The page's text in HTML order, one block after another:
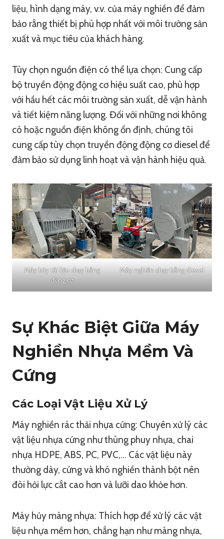
liệu, hình dạng máy, v.v. của máy nghiền để đảm
bảo rằng thiết bị phù hợp nhất với môi trường sản
xuất và mục tiêu của khách hàng.
Tùy chọn nguồn điện có thể lựa chọn: Cung cấp
bộ truyền động động cơ hiệu suất cao, phù hợp
với hầu hết các môi trường sản xuất, dễ vận hành
và tiết kiệm năng lượng. Đối với những nơi không
có hoặc nguồn điện không ổn định, chúng tôi
cung cấp tùy chọn truyền động động cơ diesel để
đảm bảo sử dụng linh hoạt và vận hành hiệu quả.
Máy hủy tài liệu chạy bằng
động cơ
Máy nghiền chạy bằng diesel
Sự Khác Biệt Giữa Máy
Nghiền Nhựa Mềm Và
Cứng
Các Loại Vật Liệu Xử Lý
Máy nghiền rác thải nhựa cứng: Chuyên xử lý các
vật liệu nhựa cứng như thùng phuy nhựa, chai
nhựa HDPE, ABS, PC, PVC,… Các vật liệu này
thường dày, cứng và khó nghiền thành bột nên
đòi hỏi lực cắt cao hơn và lưỡi dao khỏe hơn.
Máy hủy màng nhựa: Thích hợp để xử lý các vật
liệu nhựa mềm hơn, chẳng hạn như màng nhựa,